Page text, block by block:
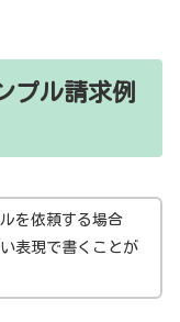
プル請求例
を依頼する場合
表現で書くことが